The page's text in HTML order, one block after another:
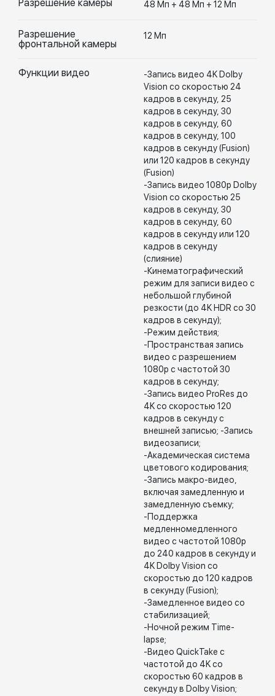
Разрешение камеры 48 Мп + 48 Мп + 12 Мп
Разрешение
фронтальной камеры
12 Мп
Функции видео
-Запись видео 4K Dolby
Vision со скоростью 24
кадров в секунду, 25
кадров в секунду, 30
кадров в секунду, 60
кадров в секунду, 100
кадров в секунду (Fusion)
или 120 кадров в секунду
(Fusion)
-Запись видео 1080p Dolby
Vision со скоростью 25
кадров в секунду, 30
кадров в секунду, 60
кадров в секунду или 120
кадров в секунду
(слияние)
-Кинематографический
режим для записи видео с
небольшой глубиной
резкости (до 4K HDR со 30
кадров в секунду);
-Режим действия;
-Пространствая запись
видео с разрешением
1080p с частотой 30
кадров в секунду;
-Запись видео ProRes до
4K со скоростью 120
кадров в секунду с
внешней записью; -Запись
видеозаписи;
-Академическая система
цветового кодирования;
-Запись макро-видео,
включая замедленную и
замедленную съемку;
-Поддержка
медленномедленного
видео с частотой 1080p
до 240 кадров в секунду и
4K Dolby Vision со
скоростью до 120 кадров
в секунду (Fusion);
-Замедленное видео со
стабилизацией;
-Ночной режим Time-
lapse;
-Видео QuickTake с
частотой до 4K со
скоростью 60 кадров в
секунду в Dolby Vision;